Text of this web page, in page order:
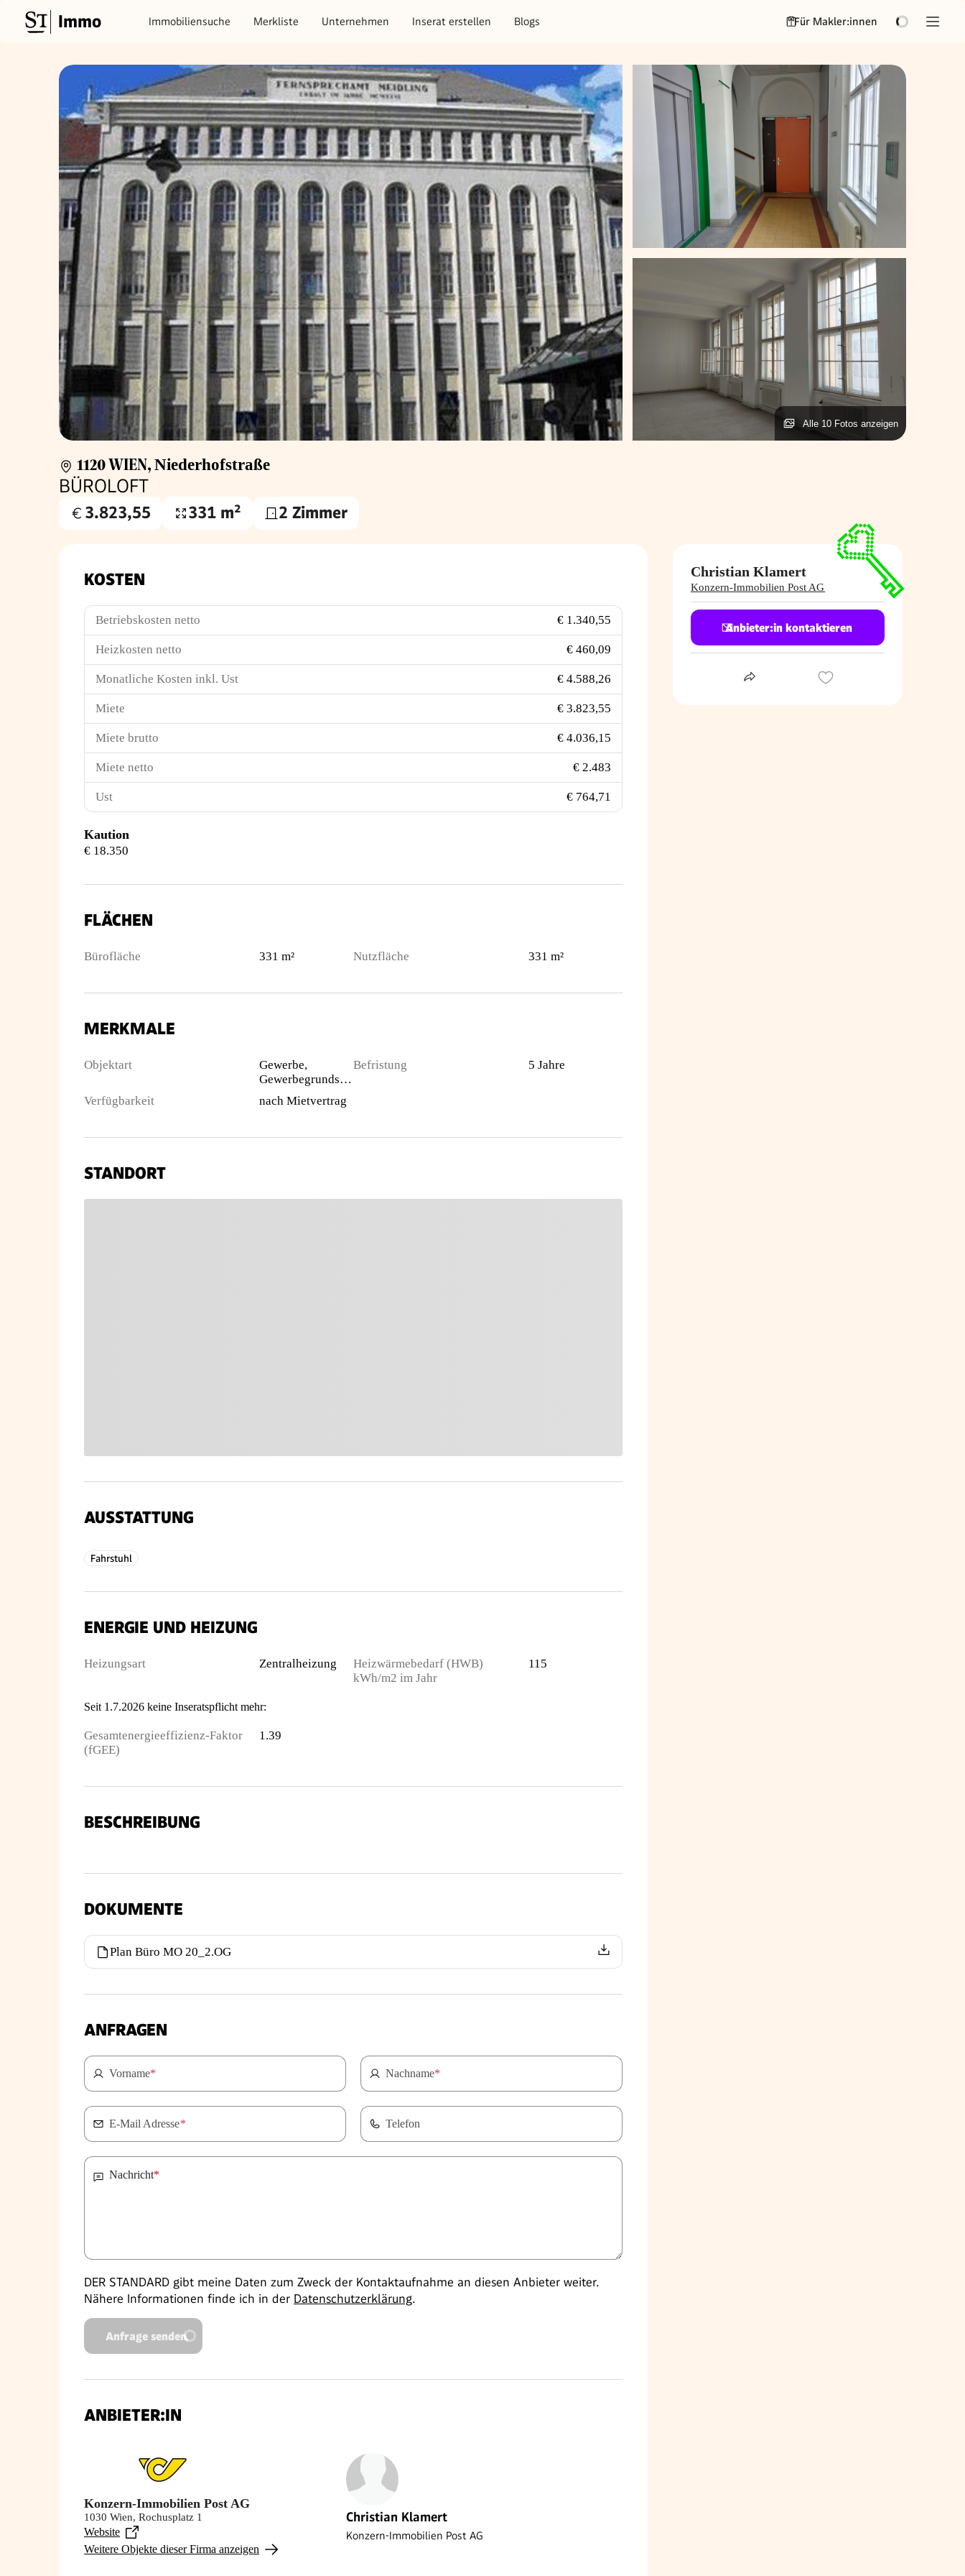
Immo Immobiliensuche Merkliste Unternehmen Inserat erstellen Blogs Für Makler:innen
Alle 10 Fotos anzeigen
1120 WIEN, Niederhofstraße
BÜROLOFT
Gesamtmiete
3.823,55
Nutzfläche
331 m² 2 Zimmer
KOSTEN
Betriebskosten netto € 1.340,55
Heizkosten netto € 460,09
Monatliche Kosten inkl. Ust € 4.588,26
Miete € 3.823,55
Miete brutto € 4.036,15
Miete netto € 2.483
Ust € 764,71
Kaution
€ 18.350
FLÄCHEN
Bürofläche 331 m² Nutzfläche 331 m²
MERKMALE
Objektart
Gewerbe,
Gewerbegrundstück
Verfügbarkeit
nach Mietvertrag
Befristung 5 Jahre
STANDORT
AUSSTATTUNG
Fahrstuhl
ENERGIE UND HEIZUNG
Heizungsart Zentralheizung
Heizwärmebedarf (HWB)
kWh/m2 im Jahr
115
Seit 1.7.2026 keine Inseratspflicht mehr:
Gesamtenergieeffizienz-Faktor
(fGEE)
1.39
BESCHREIBUNG
DOKUMENTE
Plan Büro MO 20_2.OG
ANFRAGEN
Vorname* Nachname*
E-Mail Adresse* Telefon
Nachricht*
DER STANDARD gibt meine Daten zum Zweck der Kontaktaufnahme an diesen Anbieter weiter.
Nähere Informationen finde ich in der Datenschutzerklärung.
Anfrage senden
ANBIETER:IN
Konzern-Immobilien Post AG
1030 Wien, Rochusplatz 1
Website
Weitere Objekte dieser Firma anzeigen
Christian Klamert
Konzern-Immobilien Post AG
Christian Klamert
Konzern-Immobilien Post AG
Anbieter:in kontaktieren